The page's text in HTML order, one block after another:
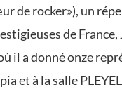
de rocker»), un
de
il a donné onze
et à la salle